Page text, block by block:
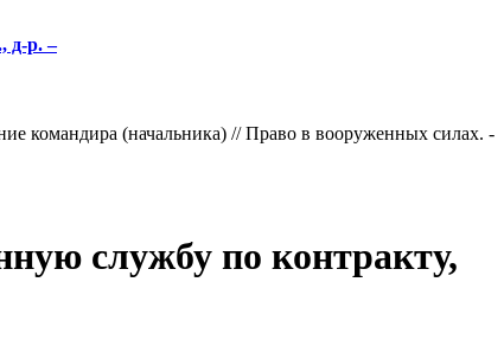
д-р. –
командира (начальника) // Право в вооруженных силах. -
службу по контракту,